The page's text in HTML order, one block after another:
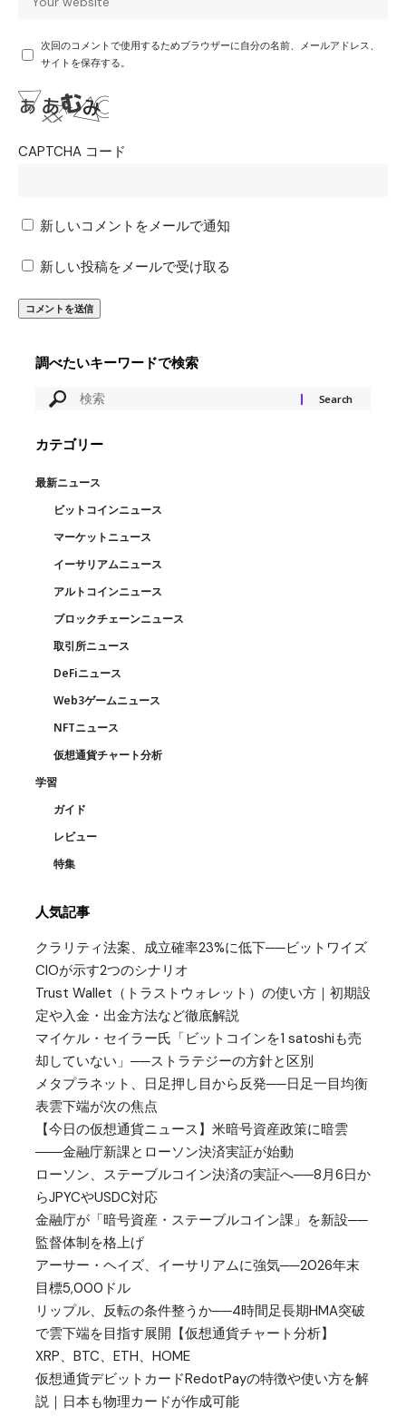
次回のコメントで使用するためブラウザーに自分の名前、メールアドレス、
サイトを保存する。
CAPTCHA コード
新しいコメントをメールで通知
新しい投稿をメールで受け取る
調べたいキーワードで検索
カテゴリー
最新ニュース
ビットコインニュース
マーケットニュース
イーサリアムニュース
アルトコインニュース
ブロックチェーンニュース
取引所ニュース
DeFiニュース
Web3ゲームニュース
NFTニュース
仮想通貨チャート分析
学習
ガイド
レビュー
特集
人気記事
クラリティ法案、成立確率23%に低下──ビットワイズ
CIOが示す2つのシナリオ
Trust Wallet（トラストウォレット）の使い方｜初期設
定や入金・出金方法など徹底解説
マイケル・セイラー氏「ビットコインを1 satoshiも売
却していない」──ストラテジーの方針と区別
メタプラネット、日足押し目から反発──日足一目均衡
表雲下端が次の焦点
【今日の仮想通貨ニュース】米暗号資産政策に暗雲
――金融庁新課とローソン決済実証が始動
ローソン、ステーブルコイン決済の実証へ──8月6日か
らJPYCやUSDC対応
金融庁が「暗号資産・ステーブルコイン課」を新設──
監督体制を格上げ
アーサー・ヘイズ、イーサリアムに強気──2026年末
目標5,000ドル
リップル、反転の条件整うか──4時間足長期HMA突破
で雲下端を目指す展開【仮想通貨チャート分析】
XRP、BTC、ETH、HOME
仮想通貨デビットカードRedotPayの特徴や使い方を解
説｜日本も物理カードが作成可能